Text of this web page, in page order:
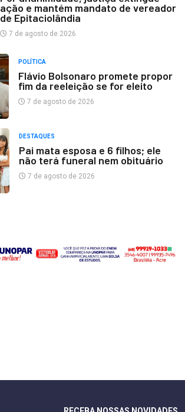
ação e mantém mandato de vereador
de Epitaciolândia
7 de agosto de 2026
POLÍTICA
Flávio Bolsonaro promete propor
fim da reeleição se for eleito
7 de agosto de 2026
DESTAQUES
Pai mata esposa e 6 filhos; ele
não terá funeral nem obituário
7 de agosto de 2026